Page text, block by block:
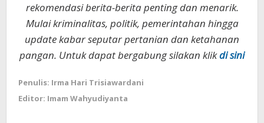
rekomendasi berita-berita penting dan menarik.
Mulai kriminalitas, politik, pemerintahan hingga
update kabar seputar pertanian dan ketahanan
pangan. Untuk dapat bergabung silakan klikdi sini
Penulis: Irma Hari Trisiawardani
Editor: Imam Wahyudiyanta